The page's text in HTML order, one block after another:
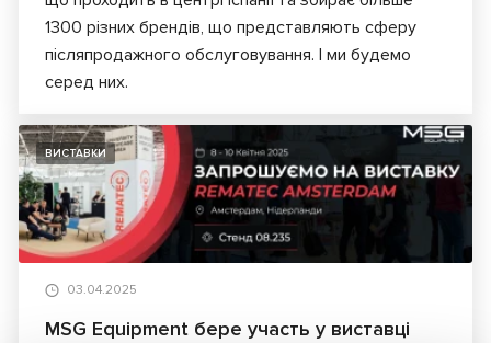
1300 різних брендів, що представляють сферу
післяпродажного обслуговування. І ми будемо
серед них.
ВИСТАВКИ
03.04.2025
MSG Equipment бере участь у виставці